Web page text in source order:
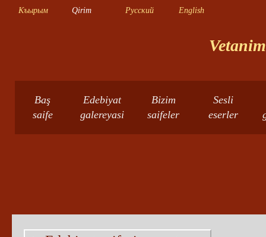
Къырым Qirim Русский English
Baş
saife
Edebiyat
galereyasi
Bizim
saifeler
Sesli
eserler